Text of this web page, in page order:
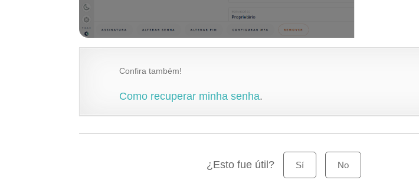
Confira também!
Como recuperar minha senha.
¿Esto fue útil? Sí No